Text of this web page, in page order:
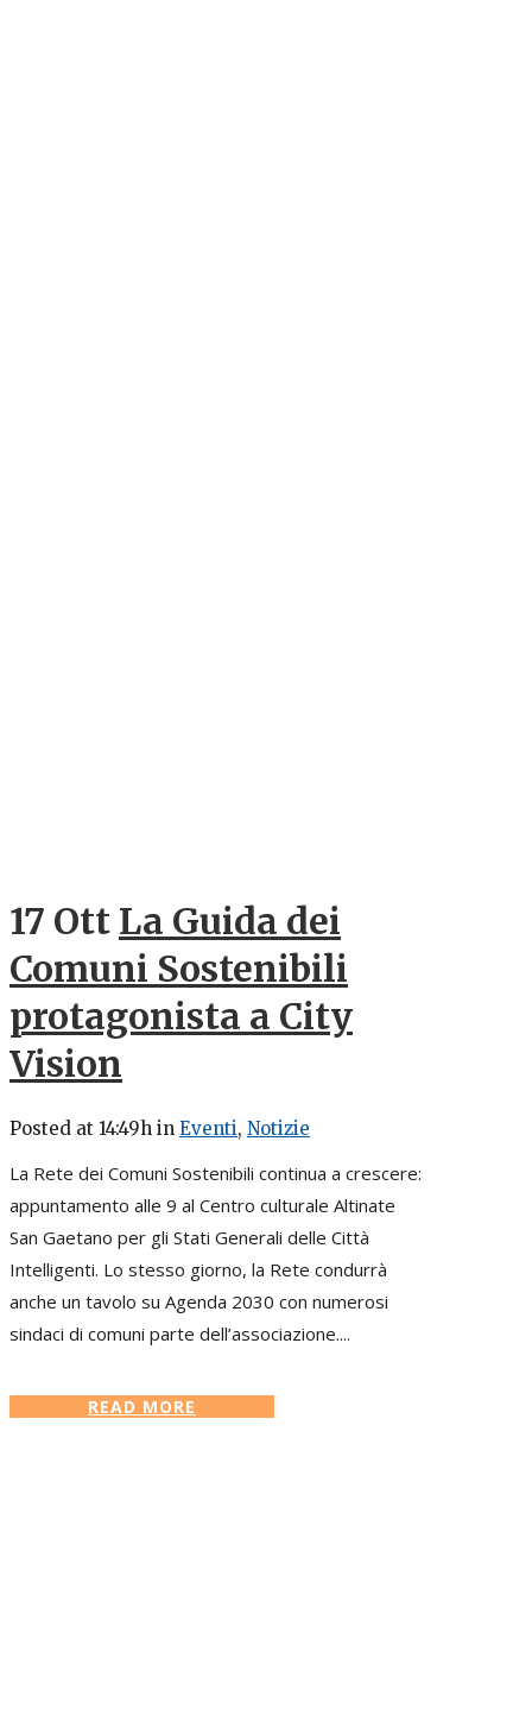
17 Ott La Guida dei
Comuni Sostenibili
protagonista a City
Vision
Posted at 14:49h in Eventi, Notizie
La Rete dei Comuni Sostenibili continua a crescere:
appuntamento alle 9 al Centro culturale Altinate
San Gaetano per gli Stati Generali delle Città
Intelligenti. Lo stesso giorno, la Rete condurrà
anche un tavolo su Agenda 2030 con numerosi
sindaci di comuni parte dell’associazione....
READ MORE